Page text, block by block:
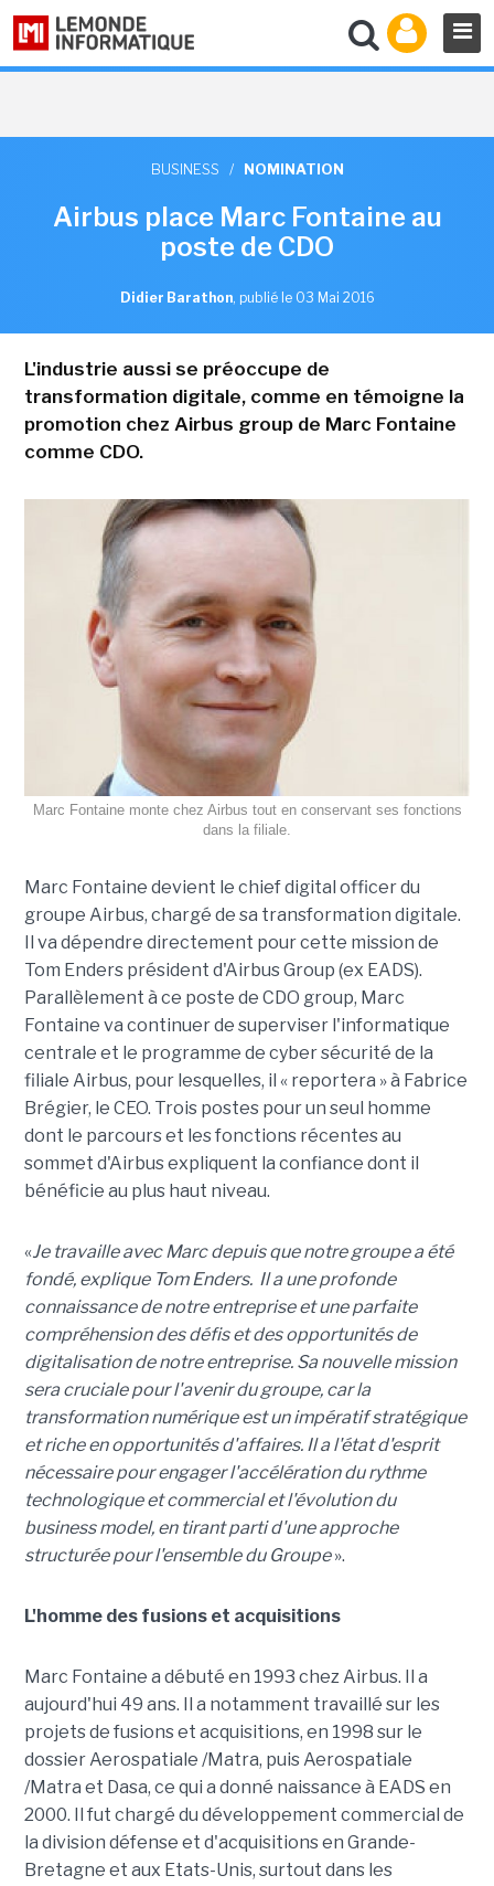
BUSINESS / NOMINATION
Airbus place Marc Fontaine au
poste de CDO
Didier Barathon, publié le 03 Mai 2016
L'industrie aussi se préoccupe de
transformation digitale, comme en témoigne la
promotion chez Airbus group de Marc Fontaine
comme CDO.
Marc Fontaine monte chez Airbus tout en conservant ses fonctions
dans la filiale.
Marc Fontaine devient le chief digital officer du
groupe Airbus, chargé de sa transformation digitale.
Il va dépendre directement pour cette mission de
Tom Enders président d'Airbus Group (ex EADS).
Parallèlement à ce poste de CDO group, Marc
Fontaine va continuer de superviser l'informatique
centrale et le programme de cyber sécurité de la
filiale Airbus, pour lesquelles, il « reportera » à Fabrice
Brégier, le CEO. Trois postes pour un seul homme
dont le parcours et les fonctions récentes au
sommet d'Airbus expliquent la confiance dont il
bénéficie au plus haut niveau.
«Je travaille avec Marc depuis que notre groupe a été
fondé, explique Tom Enders. Il a une profonde
connaissance de notre entreprise et une parfaite
compréhension des défis et des opportunités de
digitalisation de notre entreprise. Sa nouvelle mission
sera cruciale pour l'avenir du groupe, car la
transformation numérique est un impératif stratégique
et riche en opportunités d'affaires. Il a l'état d'esprit
nécessaire pour engager l'accélération du rythme
technologique et commercial et l'évolution du
business model, en tirant parti d'une approche
structurée pour l'ensemble du Groupe».
L'homme des fusions et acquisitions
Marc Fontaine a débuté en 1993 chez Airbus. Il a
aujourd'hui 49 ans. Il a notamment travaillé sur les
projets de fusions et acquisitions, en 1998 sur le
dossier Aerospatiale /Matra, puis Aerospatiale
/Matra et Dasa, ce qui a donné naissance à EADS en
2000. Il fut chargé du développement commercial de
la division défense et d'acquisitions en Grande-
Bretagne et aux Etats-Unis, surtout dans les